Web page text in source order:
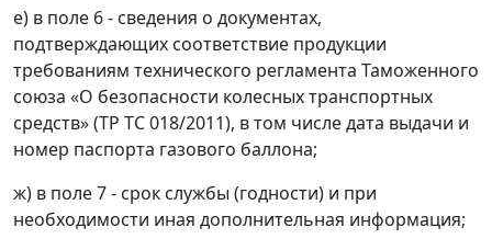
е) в поле 6 - сведения о документах,
подтверждающих соответствие продукции
требованиям технического регламента Таможенного
союза «О безопасности колесных транспортных
средств» (ТР ТС 018/2011), в том числе дата выдачи и
номер паспорта газового баллона;
ж) в поле 7 - срок службы (годности) и при
необходимости иная дополнительная информация;